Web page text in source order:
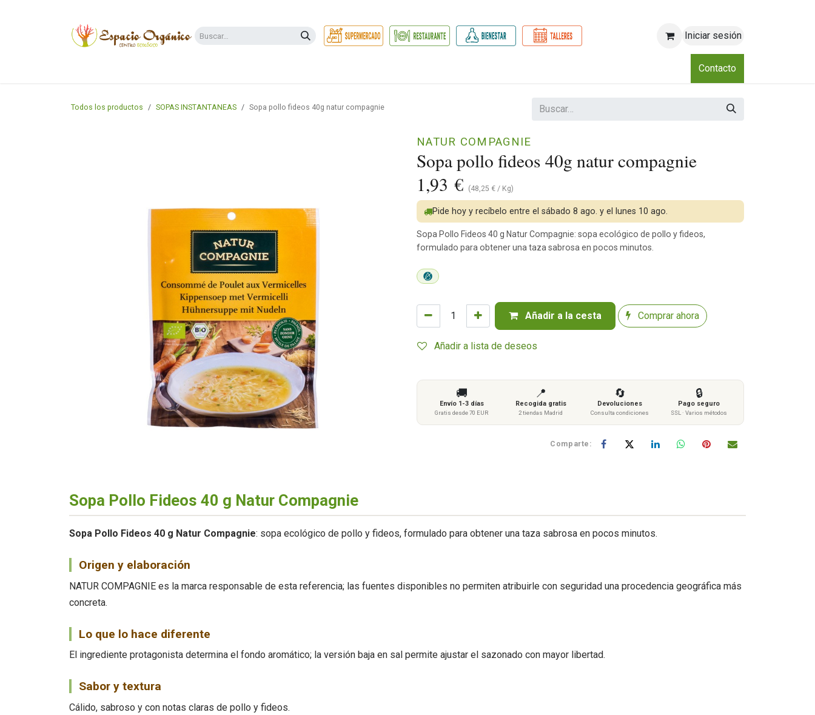
Iniciar sesión
Club
Contacto
Todos los productos SOPAS INSTANTANEAS Sopa pollo fideos 40g natur compagnie
Sopa pollo fideos 40g natur compagnie
NATUR COMPAGNIE
1,93 € (48,25 € / Kg)
Añadir a la cesta Comprar ahora
Añadir a lista de deseos
Pide hoy y recíbelo entre el sábado 8 ago. y el lunes 10 ago.
Sopa Pollo Fideos 40 g Natur Compagnie: sopa ecológico de pollo y fideos,
formulado para obtener una taza sabrosa en pocos minutos.
🚚
Envío 1-3 días
Gratis desde 70 EUR
📍
Recogida gratis
2 tiendas Madrid
🔄
Devoluciones
Consulta condiciones
🔒
Pago seguro
SSL · Varios métodos
Comparte:
Sopa Pollo Fideos 40 g Natur Compagnie
Sopa Pollo Fideos 40 g Natur Compagnie: sopa ecológico de pollo y fideos, formulado para obtener una taza sabrosa en pocos minutos.
Origen y elaboración
NATUR COMPAGNIE es la marca responsable de esta referencia; las fuentes disponibles no permiten atribuirle con seguridad una procedencia geográfica más
concreta.
Lo que lo hace diferente
El ingrediente protagonista determina el fondo aromático; la versión baja en sal permite ajustar el sazonado con mayor libertad.
Sabor y textura
Cálido, sabroso y con notas claras de pollo y fideos.